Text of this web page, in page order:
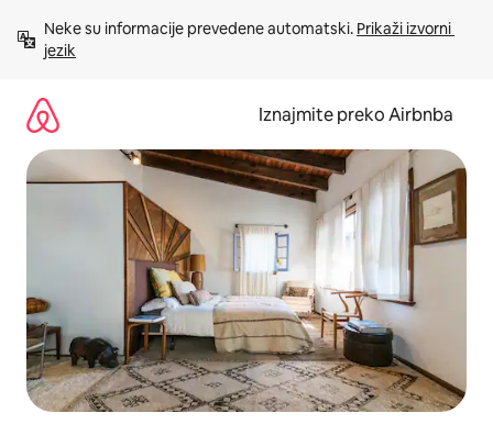
sadržaj
Neke su informacije prevedene automatski. Prikaži izvorni
jezik
Iznajmite preko Airbnba